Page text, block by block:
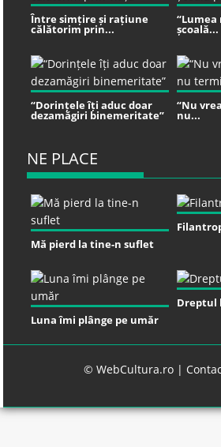
Între simțire și rațiune
călătorim prin...
“Lumea
școală...
“Dorințele îți aduc doar
dezamăgiri binemeritate”
“Nu
nu...
NE PLACE
Mă pierd la tine-n suflet
Luna îmi plânge pe umăr
Dreptul
© WebCultura.ro |